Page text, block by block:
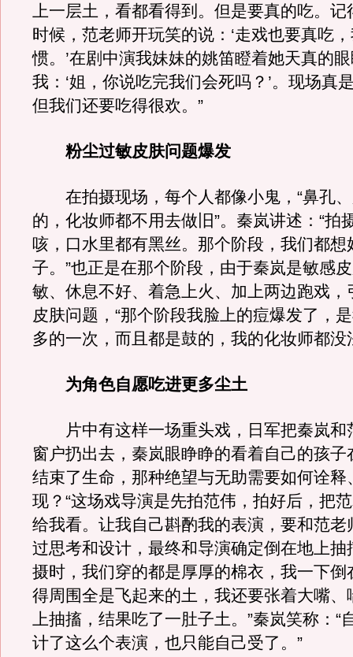
上一层土，看都看得到。但是要真的吃。记
时候，范老师开玩笑的说：‘走戏也要真吃
惯。’在剧中演我妹妹的姚笛瞪着她天真的
我：‘姐，你说吃完我们会死吗？’。现场真
但我们还要吃得很欢。”
粉尘过敏皮肤问题爆发
在拍摄现场，每个人都像小鬼，“鼻孔、
的，化妆师都不用去做旧”。秦岚讲述：“拍
咳，口水里都有黑丝。那个阶段，我们都想
子。”也正是在那个阶段，由于秦岚是敏感
敏、休息不好、着急上火、加上两边跑戏，
皮肤问题，“那个阶段我脸上的痘爆发了，
多的一次，而且都是鼓的，我的化妆师都没
为角色自愿吃进更多尘土
片中有这样一场重头戏，日军把秦岚和
窗户扔出去，秦岚眼睁睁的看着自己的孩子
结束了生命，那种绝望与无助需要如何诠释
现？“这场戏导演是先拍范伟，拍好后，把
给我看。让我自己斟酌我的表演，要和范老
过思考和设计，最终和导演确定倒在地上抽
摄时，我们穿的都是厚厚的棉衣，我一下倒
得周围全是飞起来的土，我还要张着大嘴、
上抽搐，结果吃了一肚子土。”秦岚笑称：“
计了这么个表演，也只能自己受了。”